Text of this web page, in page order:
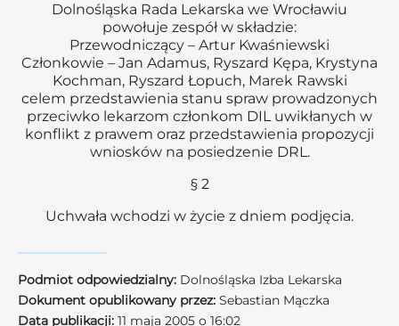
Dolnośląska Rada Lekarska we Wrocławiu
powołuje zespół w składzie:
Przewodniczący – Artur Kwaśniewski
Członkowie – Jan Adamus, Ryszard Kępa, Krystyna
Kochman, Ryszard Łopuch, Marek Rawski
celem przedstawienia stanu spraw prowadzonych
przeciwko lekarzom członkom DIL uwikłanych w
konflikt z prawem oraz przedstawienia propozycji
wniosków na posiedzenie DRL.
§ 2
Uchwała wchodzi w życie z dniem podjęcia.
Podmiot odpowiedzialny: Dolnośląska Izba Lekarska
Dokument opublikowany przez: Sebastian Mączka
Data publikacji: 11 maja 2005 o 16:02